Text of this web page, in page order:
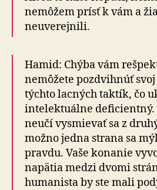
nemôžem prísť k vám a
neuverejnili.
Hamid: Chýba vám
nemôžete pozdvihnúť
týchto lacných taktík, čo
intelektuálne deficientný.
neučí vysmievať sa z
možno jedna strana sa
pravdu. Vaše konanie
napätia medzi dvomi
humanista by ste mali